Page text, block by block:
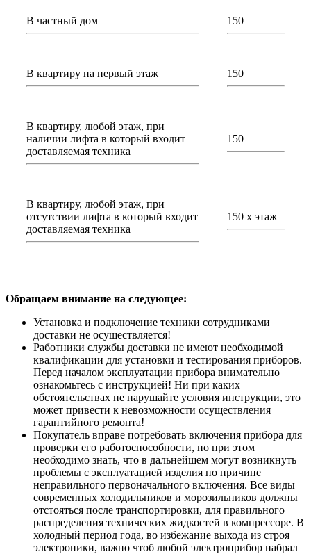
В частный дом 150
В квартиру на первый этаж 150
В квартиру, любой этаж, при
наличии лифта в который входит
доставляемая техника
150
В квартиру, любой этаж, при
отсутствии лифта в который входит
доставляемая техника
150 х этаж
Обращаем внимание на следующее:
Установка и подключение техники сотрудниками
доставки не осуществляется!
Работники службы доставки не имеют необходимой
квалификации для установки и тестирования приборов.
Перед началом эксплуатации прибора внимательно
ознакомьтесь с инструкцией! Ни при каких
обстоятельствах не нарушайте условия инструкции, это
может привести к невозможности осуществления
гарантийного ремонта!
Покупатель вправе потребовать включения прибора для
проверки его работоспособности, но при этом
необходимо знать, что в дальнейшем могут возникнуть
проблемы с эксплуатацией изделия по причине
неправильного первоначального включения. Все виды
современных холодильников и морозильников должны
отстояться после транспортировки, для правильного
распределения технических жидкостей в компрессоре. В
холодный период года, во избежание выхода из строя
электроники, важно чтоб любой электроприбор набрал